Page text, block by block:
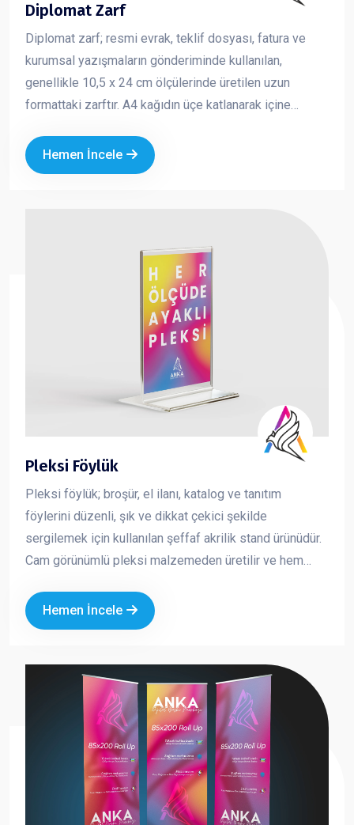
Diplomat Zarf
Diplomat zarf; resmi evrak, teklif dosyası, fatura ve
kurumsal yazışmaların gönderiminde kullanılan,
genellikle 10,5 x 24 cm ölçülerinde üretilen uzun
formattaki zarftır. A4 kağıdın üçe katlanarak içine
dünyasında en çok tercih edilen zarf türlerinden biridir.
Kurumsal logo ve iletişim bilgileriyle baskılı olarak
Hemen İncele
Pleksi Föylük
Pleksi föylük; broşür, el ilanı, katalog ve tanıtım
föylerini düzenli, şık ve dikkat çekici şekilde
sergilemek için kullanılan şeffaf akrilik stand ürünüdür.
Cam görünümlü pleksi malzemeden üretilir ve hem
bulunan baskının net şekilde görünmesini sağlayarak
tanıtım materyallerinizin daha profesyonel durmasını
müşteriye güven veren bir sunum yapmak için en çok
tercih edilen masaüstü tanıtım ürünlerinden biridir.
Hemen İncele